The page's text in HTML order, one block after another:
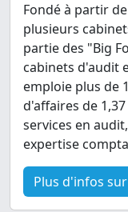
Fondé à partir
plusieurs
partie des "Big
cabinets d'audit
emploie plus de
d'affaires de
services en
expertise
Plus d'infos